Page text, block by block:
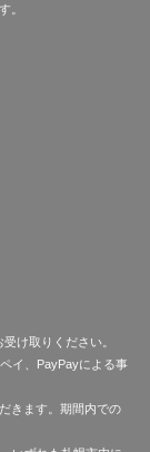
。
け取りください。
イ、PayPayによる事
きます。期間内での